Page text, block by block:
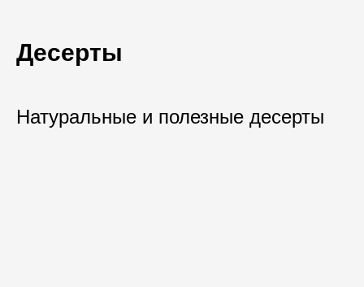
Десерты
Натуральные и полезные десерты